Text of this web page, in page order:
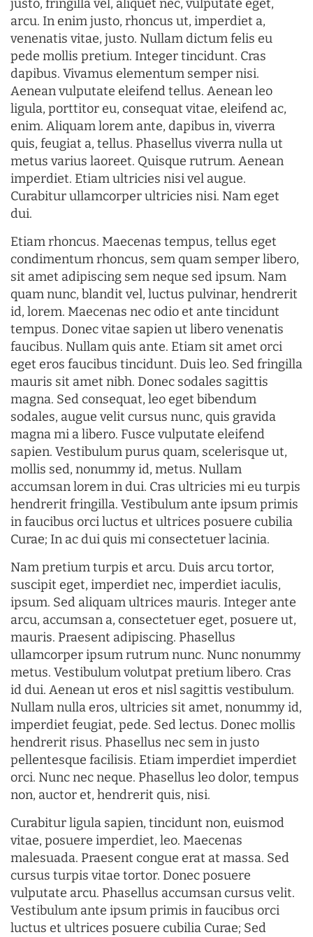
justo, fringilla vel, aliquet nec, vulputate eget,
arcu. In enim justo, rhoncus ut, imperdiet a,
venenatis vitae, justo. Nullam dictum felis eu
pede mollis pretium. Integer tincidunt. Cras
dapibus. Vivamus elementum semper nisi.
Aenean vulputate eleifend tellus. Aenean leo
ligula, porttitor eu, consequat vitae, eleifend ac,
enim. Aliquam lorem ante, dapibus in, viverra
quis, feugiat a, tellus. Phasellus viverra nulla ut
metus varius laoreet. Quisque rutrum. Aenean
imperdiet. Etiam ultricies nisi vel augue.
Curabitur ullamcorper ultricies nisi. Nam eget
dui.
Etiam rhoncus. Maecenas tempus, tellus eget
condimentum rhoncus, sem quam semper libero,
sit amet adipiscing sem neque sed ipsum. Nam
quam nunc, blandit vel, luctus pulvinar, hendrerit
id, lorem. Maecenas nec odio et ante tincidunt
tempus. Donec vitae sapien ut libero venenatis
faucibus. Nullam quis ante. Etiam sit amet orci
eget eros faucibus tincidunt. Duis leo. Sed fringilla
mauris sit amet nibh. Donec sodales sagittis
magna. Sed consequat, leo eget bibendum
sodales, augue velit cursus nunc, quis gravida
magna mi a libero. Fusce vulputate eleifend
sapien. Vestibulum purus quam, scelerisque ut,
mollis sed, nonummy id, metus. Nullam
accumsan lorem in dui. Cras ultricies mi eu turpis
hendrerit fringilla. Vestibulum ante ipsum primis
in faucibus orci luctus et ultrices posuere cubilia
Curae; In ac dui quis mi consectetuer lacinia.
Nam pretium turpis et arcu. Duis arcu tortor,
suscipit eget, imperdiet nec, imperdiet iaculis,
ipsum. Sed aliquam ultrices mauris. Integer ante
arcu, accumsan a, consectetuer eget, posuere ut,
mauris. Praesent adipiscing. Phasellus
ullamcorper ipsum rutrum nunc. Nunc nonummy
metus. Vestibulum volutpat pretium libero. Cras
id dui. Aenean ut eros et nisl sagittis vestibulum.
Nullam nulla eros, ultricies sit amet, nonummy id,
imperdiet feugiat, pede. Sed lectus. Donec mollis
hendrerit risus. Phasellus nec sem in justo
pellentesque facilisis. Etiam imperdiet imperdiet
orci. Nunc nec neque. Phasellus leo dolor, tempus
non, auctor et, hendrerit quis, nisi.
Curabitur ligula sapien, tincidunt non, euismod
vitae, posuere imperdiet, leo. Maecenas
malesuada. Praesent congue erat at massa. Sed
cursus turpis vitae tortor. Donec posuere
vulputate arcu. Phasellus accumsan cursus velit.
Vestibulum ante ipsum primis in faucibus orci
luctus et ultrices posuere cubilia Curae; Sed